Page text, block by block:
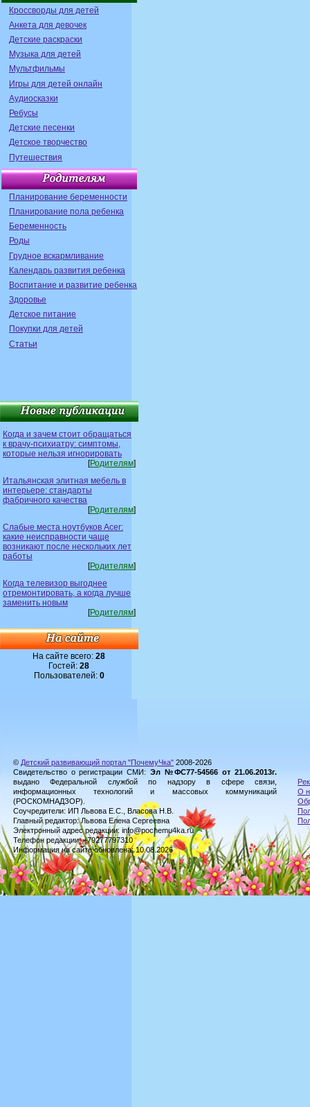
Кроссворды для детей
Анкета для девочек
Детские раскраски
Музыка для детей
Мультфильмы
Игры для детей онлайн
Аудиосказки
Ребусы
Детские песенки
Детское творчество
Путешествия
Планирование беременности
Планирование пола ребенка
Беременность
Роды
Грудное вскармливание
Календарь развития ребенка
Воспитание и развитие ребенка
Здоровье
Детское питание
Покупки для детей
Статьи
Когда и зачем стоит обращаться
к врачу-психиатру: симптомы,
которые нельзя игнорировать
[Родителям]
Итальянская элитная мебель в
интерьере: стандарты
фабричного качества
[Родителям]
Слабые места ноутбуков Acer:
какие неисправности чаще
возникают после нескольких лет
работы
[Родителям]
Когда телевизор выгоднее
отремонтировать, а когда лучше
заменить новым
[Родителям]
На сайте всего:28
Гостей:28
Пользователей: 0
© Детский развивающий портал "ПочемуЧка" 2008-2026
Свидетельство о регистрации СМИ: Эл №ФС77-54566 от 21.06.2013г.
выдано Федеральной службой по надзору в сфере связи,
информационных технологий и массовых коммуникаций
(РОСКОМНАДЗОР).
Соучредители: ИП Львова Е.С., Власова Н.В.
Главный редактор: Львова Елена Сергеевна
Электронный адрес редакции: info@pochemu4ka.ru
Телефон редакции: +79277797310
Информация на сайте обновлена: 10.08.2026
О